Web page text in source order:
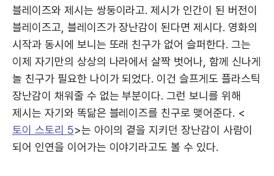
블레이즈와 제시는 쌍둥이라고. 제시가 인간이 된 버전이
블레이즈고, 블레이즈가 장난감이 된다면 제시다. 영화의
시작과 동시에 보니는 또래 친구가 없어 슬퍼한다. 그는
이제 자기만의 상상의 나라에서 살짝 벗어나, 함께 신나게
놀 친구가 필요한 나이가 되었다. 이건 슬프게도 플라스틱
장난감이 채워줄 수 없는 부분이다. 그런 보니를 위해
제시는 자기와 똑닮은 블레이즈를 친구로 맺어준다. <
토이 스토리 5>는 아이의 곁을 지키던 장난감이 사람이
되어 인연을 이어가는 이야기라고도 볼 수 있다.